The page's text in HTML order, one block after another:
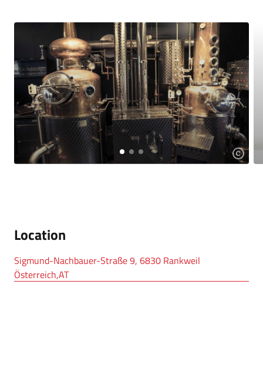
Location
Sigmund-Nachbauer-Straße 9, 6830 Rankweil
Österreich,AT